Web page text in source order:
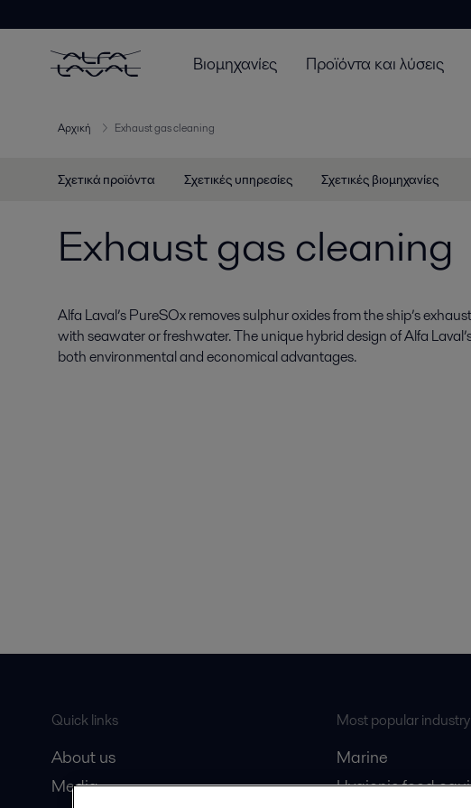
Βιομηχανίες Προϊόντα και λύσεις
Αρχική Exhaust gas cleaning
Σχετικά προϊόντα Σχετικές υπηρεσίες Σχετικές βιομηχανίες
Exhaust gas cleaning
Alfa Laval’s PureSOx removes sulphur oxides from the ship’s
with seawater or freshwater. The unique hybrid design of Alfa
both environmental and economical advantages.
Quick links
About us
Media
Most popular
Marine
Hygienic food